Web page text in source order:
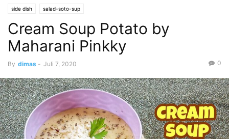
side dish salad-soto-sup
Cream Soup Potato by
Maharani Pinkky
By dimas - Juli 7, 2020 0